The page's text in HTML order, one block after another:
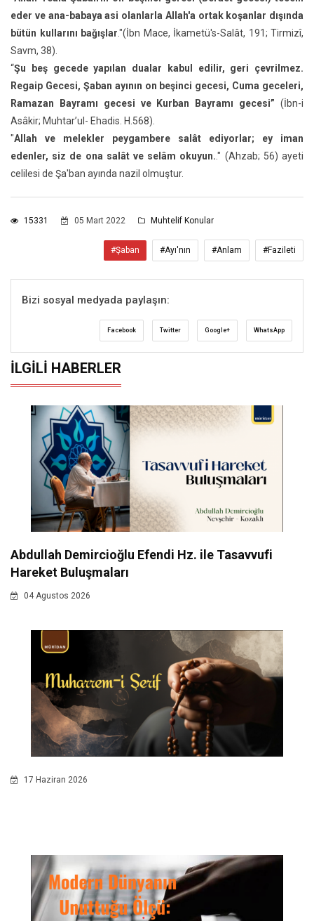
eder ve ana-babaya asi olanlarla Allah'a ortak koşanlar dışında
bütün kullarını bağışlar."(İbn Mace, İkametü's-Salât, 191; Tirmizî,
Savm, 38).
“Şu beş gecede yapılan dualar kabul edilir, geri çevrilmez.
Regaip Gecesi, Şaban ayının on beşinci gecesi, Cuma geceleri,
Ramazan Bayramı gecesi ve Kurban Bayramı gecesi” (İbn-i
Asâkir; Muhtar’ul- Ehadis. H.568).
"Allah ve melekler peygambere salât ediyorlar; ey iman
edenler, siz de ona salât ve selâm okuyun.." (Ahzab; 56) ayeti
celilesi de Şa'ban ayında nazil olmuştur.
15331 05 Mart 2022 Muhtelif Konular
#Şaban #Ayı'nın #Anlam #Fazileti
Bizi sosyal medyada paylaşın:
Facebook Twitter Google+ WhatsApp
İLGILI HABERLER
Abdullah Demircioğlu Efendi Hz. ile Tasavvufi
Hareket Buluşmaları
04 Agustos 2026
17 Haziran 2026